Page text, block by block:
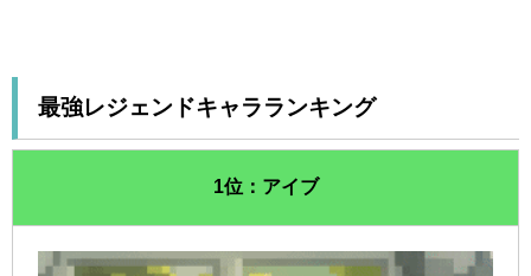
最強レジェンドキャラランキング
1位：アイブ